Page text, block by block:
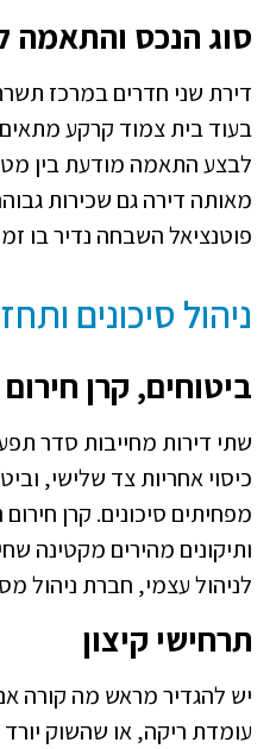
סוג הנכס והתאמה
דירת שני חדרים במרכז
בעוד בית צמוד קרקע
לבצע התאמה מודעת בין
מאותה דירה גם שכירות
פוטנציאל השבחה נדיר בו
ניהול סיכונים
ביטוחים, קרן חירום
שתי דירות מחייבות סדר
כיסוי אחריות צד שלישי,
מפחיתים סיכונים. קרן
ותיקונים מהירים מקטינה
לניהול עצמי, חברת ניהול
תרחישי קיצון
יש להגדיר מראש מה קורה
עומדת ריקה, או שהשוק